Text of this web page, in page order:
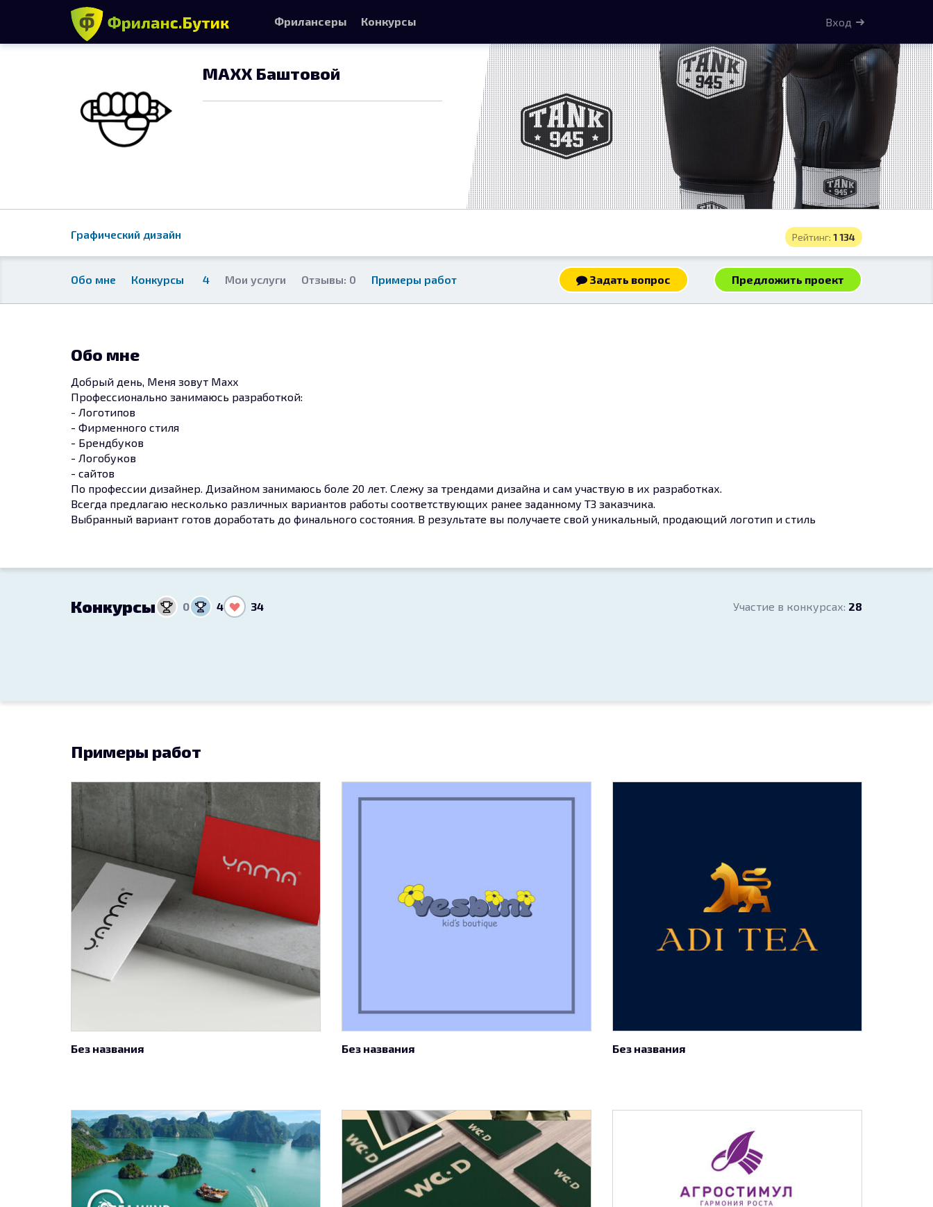
MAXX Баштовой
Рейтинг: 1 134
Графический дизайн
Обо мне Конкурсы 4 Мои услуги Отзывы: 0 Примеры работ Задать вопрос Предложить проект
Обо мне
Добрый день, Меня зовут Maxx
Профессионально занимаюсь разработкой:
- Логотипов
- Фирменного стиля
- Брендбуков
- Логобуков
- сайтов
По профессии дизайнер. Дизайном занимаюсь боле 20 лет. Слежу за трендами дизайна и сам участвую в их разработках.
Всегда предлагаю несколько различных вариантов работы соответствующих ранее заданному ТЗ заказчика.
Выбранный вариант готов доработать до финального состояния. В результате вы получаете свой уникальный, продающий логотип и стиль
Конкурсы 0 4 34 Участие в конкурсах: 28
Примеры работ
Без названия Без названия Без названия
Фрилансеры Конкурсы Вход